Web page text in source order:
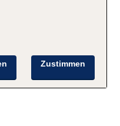
Zustimmen